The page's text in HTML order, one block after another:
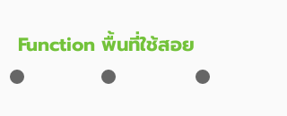
Function พื้นที่ใช้สอย